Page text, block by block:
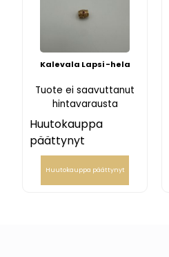
Kalevala Lapsi -hela
Tuote ei saavuttanut
hintavarausta
Huutokauppa
päättynyt
Huutokauppa päättynyt